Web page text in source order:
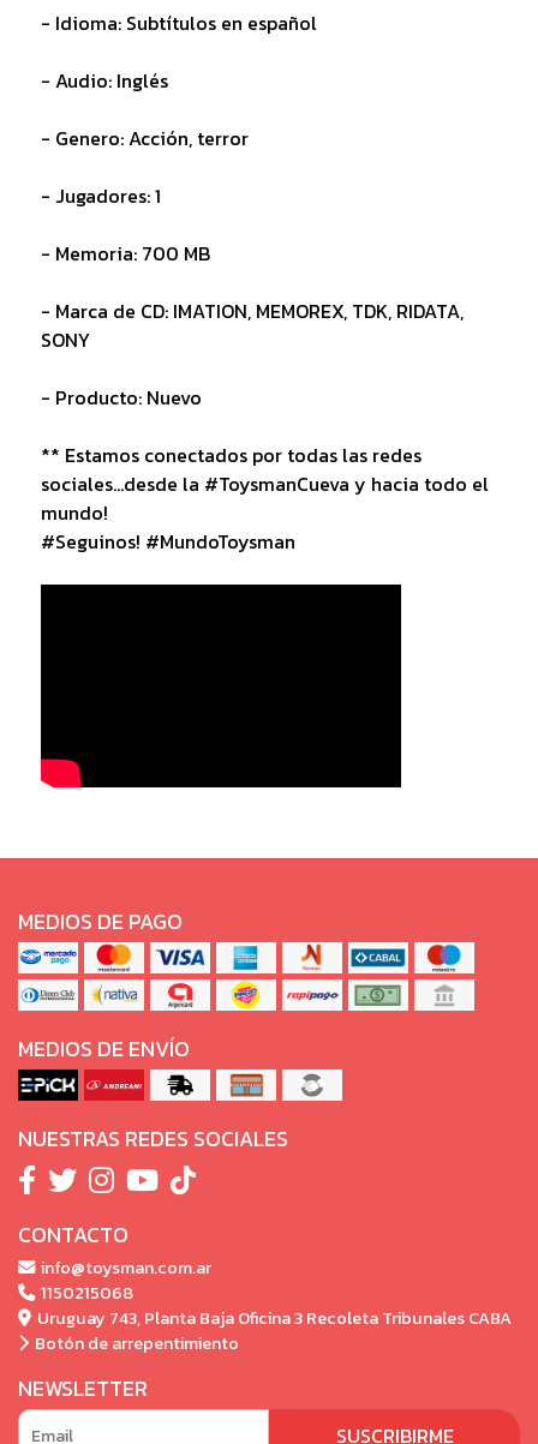
- Idioma: Subtítulos en español
- Audio: Inglés
- Genero: Acción, terror
- Jugadores: 1
- Memoria: 700 MB
- Marca de CD: IMATION, MEMOREX, TDK, RIDATA,
SONY
- Producto: Nuevo
** Estamos conectados por todas las redes
sociales...desde la #ToysmanCueva y hacia todo el
mundo!
#Seguinos! #MundoToysman
MEDIOS DE PAGO
MEDIOS DE ENVÍO
NUESTRAS REDES SOCIALES
CONTACTO
info@toysman.com.ar
1150215068
Uruguay 743, Planta Baja Oficina 3 Recoleta Tribunales CABA
Botón de arrepentimiento
NEWSLETTER
SUSCRIBIRME